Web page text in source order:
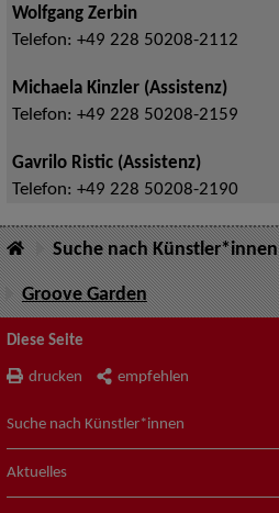
Wolfgang Zerbin
Telefon: +49 228 50208-2112
Michaela Kinzler (Assistenz)
Telefon: +49 228 50208-2159
Gavrilo Ristic (Assistenz)
Telefon: +49 228 50208-2190
Suche nach Künstler*innen
Groove Garden
Diese Seite
drucken empfehlen
Suche nach Künstler*innen
Aktuelles